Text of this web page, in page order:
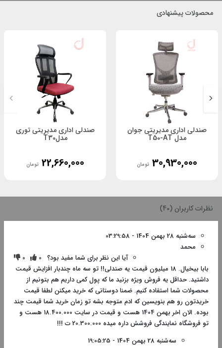
روکش نشیمن دارای تنوع رنگ و جنس می باشد که در هنگام ثبت
سفارش به درخواست مشتری قابل تولید است
پیشنهاد میشود برای بررسی انواع
روی لینک کلیک نمایید.
محصولات پیشنهادی
صندلی اداری مدیریتی جوان
مدل T50-AT
30,930,000 تومان
صندلی اداری مدیریتی توری
مدلT30
22,660,000 تومان
نظرات کاربران (40)
سه‌شنبه 28 بهمن 1404 - 03:29:58
محمد
آیا این نظر برای شما مفید بود؟ 0
0
بابا بیخیال. 18 میلیون قیمت یه صندلی!! تو سه ماه چندبار افزایش قیمت
داشتید. حداقل یه فروش ویژه بزنید ما که پول کمی داریم هم بتونیم از
محصولات شما استفاده کنیم. ضمنا دوستانی که خرید میکنن لطفا قیمت
خریدتون رو هم بنویسین که ادم متوجه بشه تو زمان خرید شما قیمت چند
بوده. الان اخر بهمن 1404 هست و قیمت در سایت 18.400.000 هست و
تو فروشگاه نمایندگی فروشش داره میده 20.300.000 ت !!!
سه‌شنبه 28 بهمن 1404 - 19:05:25